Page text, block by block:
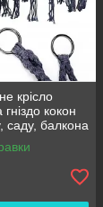
крісло
кокон
балкона